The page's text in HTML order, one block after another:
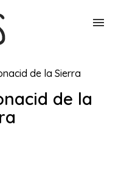
de la Sierra
de la